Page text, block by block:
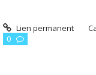
Lien permanent
0